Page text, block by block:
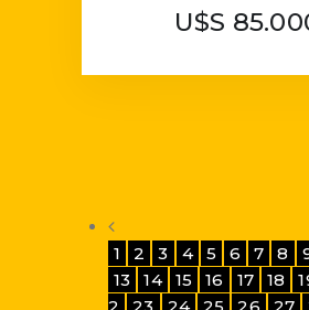
U$S
1 2 3 4 5 6 7 8
13
14 15 16 17 18